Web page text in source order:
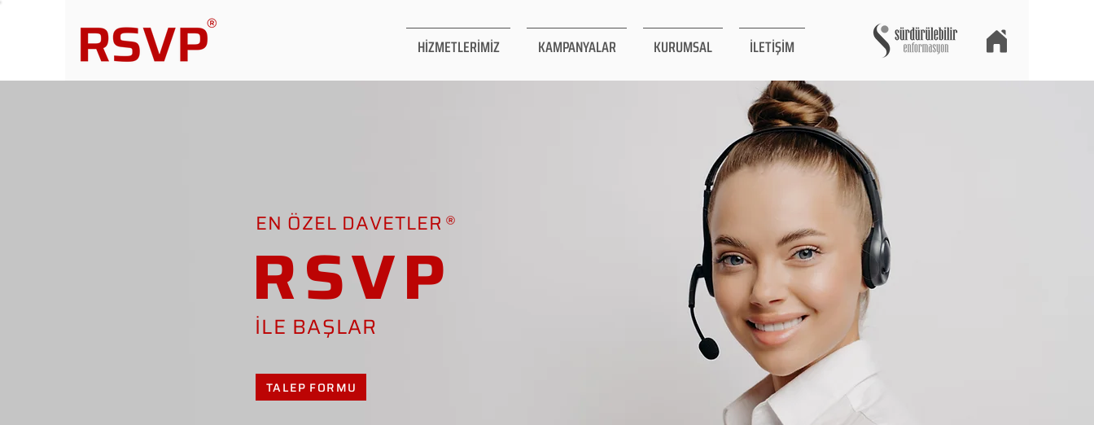
HİZMETLERİMİZ KAMPANYALAR KURUMSAL İLETİŞİM
EN ÖZEL DAVETLER
RSVP
İLE BAŞLAR
TALEP FORMU